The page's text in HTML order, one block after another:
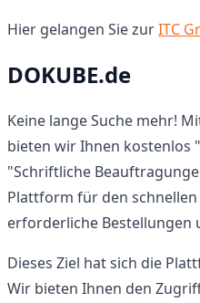
Hier gelangen Sie zurITC
DOKUBE.de
Keine lange Suche mehr!
bieten wir Ihnen kostenlos
"Schriftliche
Plattform für den
erforderliche Bestellungen
Dieses Ziel hat sich die
Wir bieten Ihnen den